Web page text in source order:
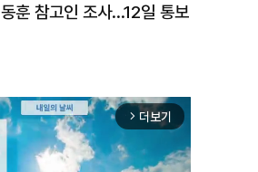
동훈 참고인 조사...12일 통보
arrow_forward_ios 더보기